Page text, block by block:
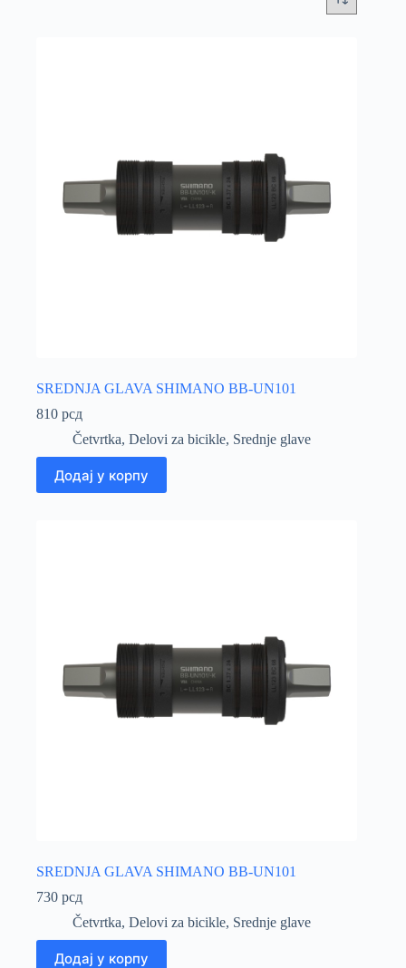
SREDNJA GLAVA SHIMANO BB-UN101
810 рсд
Četvrtka, Delovi za bicikle, Srednje glave
Додај у корпу
SREDNJA GLAVA SHIMANO BB-UN101
730 рсд
Četvrtka, Delovi za bicikle, Srednje glave
Додај у корпу